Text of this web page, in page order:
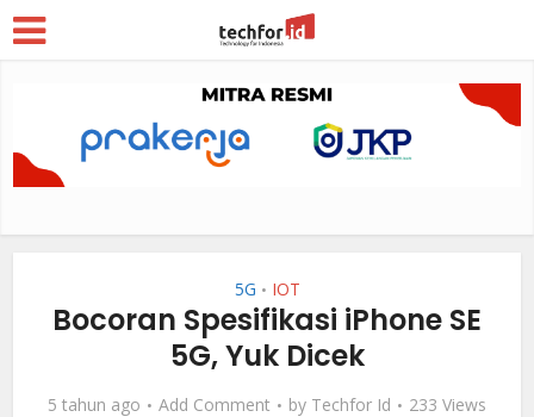
5G • IOT
Bocoran Spesifikasi iPhone SE
5G, Yuk Dicek
5 tahun ago Add Comment by Techfor Id 233 Views